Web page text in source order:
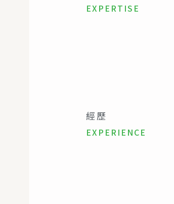
EXPERTISE
經歷
EXPERIENCE